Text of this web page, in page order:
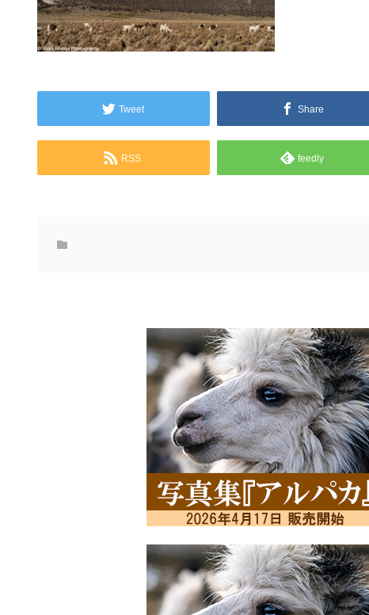
Tweet Share
RSS feedly